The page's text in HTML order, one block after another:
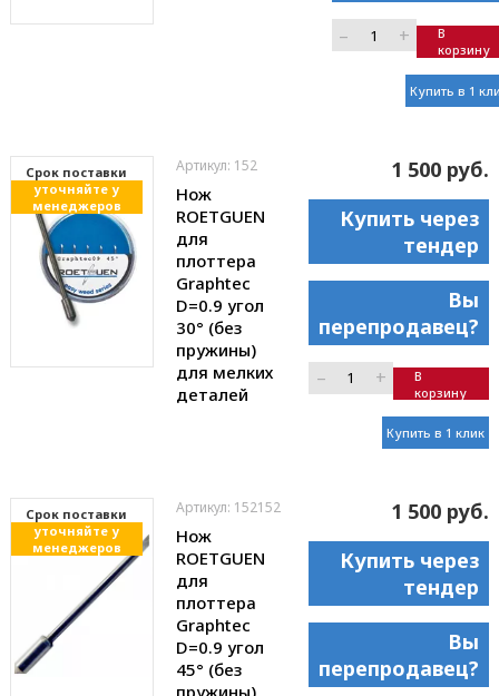
– +
В
корзину
Купить в 1
Cрок поставки
уточняйте у
менеджеров
Артикул: 152
Нож
ROETGUEN
для
плоттера
Graphtec
D=0.9 угол
30° (без
пружины)
для мелких
деталей
1 500 руб.
Купить через
тендер
Вы
перепродавец?
– +
В
корзину
Купить в 1 клик
Cрок поставки
уточняйте у
менеджеров
Артикул: 152152
Нож
ROETGUEN
для
плоттера
Graphtec
D=0.9 угол
45° (без
пружины)
1 500 руб.
Купить через
тендер
Вы
перепродавец?